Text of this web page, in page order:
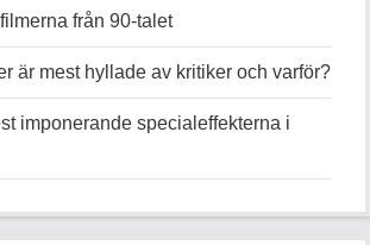
från 90-talet
är mest hyllade av kritiker och varför?
imponerande specialeffekterna i